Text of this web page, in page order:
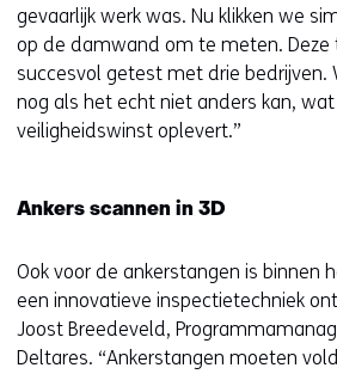
gevaarlijk werk was. Nu klikken we
op de damwand om te meten. Deze
succesvol getest met drie bedrijven.
nog als het echt niet anders kan,
veiligheidswinst oplevert.”
Ankers scannen in 3D
Ook voor de ankerstangen is binnen
een innovatieve inspectietechniek
Joost Breedeveld,
Deltares. “Ankerstangen moeten